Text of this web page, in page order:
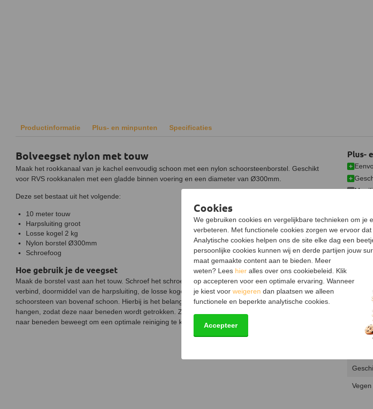
Productinformatie Plus- en minpunten Specificaties
Bolveegset nylon met touw
Maak het rookkanaal van je kachel eenvoudig schoon met een nylon schoorsteenborstel. Geschikt
voor RVS rookkanalen met een gladde binnen voering en een diameter van Ø300mm.
Deze set bestaat uit het volgende:
10 meter touw
Harpsluiting groot
Losse kogel 2 kg
Nylon borstel Ø300mm
Schroefoog
Hoe gebruik je de veegset
Maak de borstel vast aan het touw. Schroef het schroefoog aan de onderkant van de borstel en
verbind, doormiddel van de harpsluiting, de losse kogel aan de borstel. Vervolgens maak je de
schoorsteen van bovenaf schoon. Hierbij is het belangrijk om het gewicht onder aan de borstel te
hangen, zodat deze naar beneden wordt getrokken. Zorg ervoor dat je de borstel steeds op en neer
naar beneden beweegt om een optimale reiniging te krijgen.
Plus-
Product
Lengte
Cookies
We gebruiken cookies en vergelijkbare technieken om je
verbeteren. Met functionele cookies zorgen we ervoor dat
Analytische cookies helpen ons de site elke dag een
persoonlijke cookies kunnen wij en derde partijen jouw
maat gemaakte content aan te bieden. Meer
weten? Lees hier alles over ons cookiebeleid. Klik
op accepteren voor een optimale ervaring. Wanneer
je kiest voor weigeren dan plaatsen we alleen
functionele en beperkte analytische cookies.
Accepteer